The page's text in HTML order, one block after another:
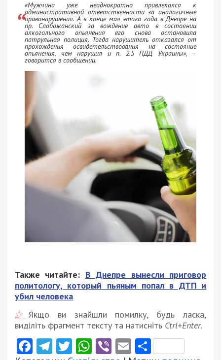
«Мужчина уже неоднократно привлекался к
административной ответственности за аналогичные
правонарушения. А в конце мая этого года в Днепре на
пр. Слобожанский за вождение авто в состоянии
алкогольного опьянения его снова остановила
патрульная полиция. Тогда нарушитель отказался от
прохождения освидетельствования на состояние
опьянения, чем нарушил и п. 2.5 ПДД Украины», –
говорится в сообщении.
Также читайте: В Днепре вынесли приговор
политологу, который пьяным попал в ДТП и
убил человека
Якщо ви знайшли помилку, будь ласка,
виділіть фрагмент тексту та натисніть Ctrl+Enter.
Facebook
Telegram
Twitter
WhatsApp
ViberEmail